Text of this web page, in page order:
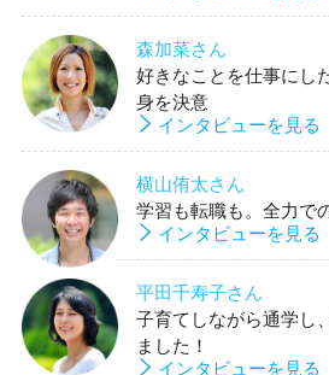
森加菜さん
好きなことを仕事にし
身を決意
インタビューを見る
横山侑太さん
学習も転職も。全力で
インタビューを見る
平田千寿子さん
子育てしながら通学し
ました！
インタビューを見る